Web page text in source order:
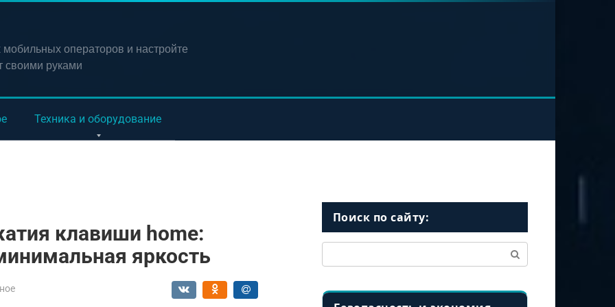
мобильных операторов и настройте
своими руками
Техника и оборудование
клавиши home:
яркость
Поиск по сайту: